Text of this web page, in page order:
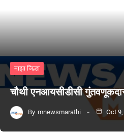
माझा जिल्हा
चौथी एनआयसीडीसी
By mnewsmarathi Oct